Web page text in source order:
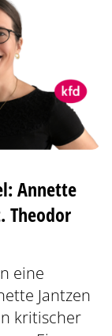
Annette
Theodor
eine
Jantzen
kritischer